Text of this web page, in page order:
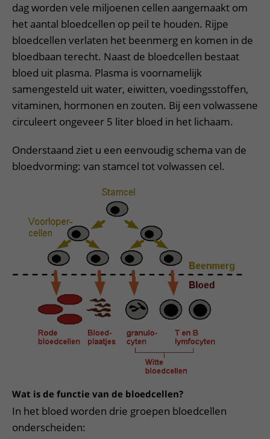
dag worden vele miljoenen cellen aangemaakt om
het aantal bloedcellen op peil te houden. Rijpe
bloedcellen verlaten het beenmerg en komen in de
bloedbaan terecht. Naast de bloedcellen bestaat
bloed uit plasma. Plasma is voornamelijk
samengesteld uit water, eiwitten, voedingsstoffen,
vitaminen, hormonen en zouten. Bij een volwassene
circuleert ongeveer 5 liter bloed in het lichaam.
Onderstaand ziet u een eenvoudig schema van de
bloedvorming: van stamcel tot volwassen cel.
Wat is de functie van de bloedcellen?
In het bloed worden drie groepen bloedcellen
onderscheiden: